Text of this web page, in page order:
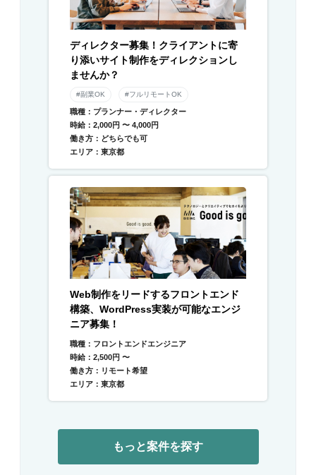
ディレクター募集！クライアントに寄
り添いサイト制作をディレクションし
ませんか？
#副業OK #フルリモートOK
職種：プランナー・ディレクター
時給：2,000円 〜 4,000円
働き方：どちらでも可
エリア：東京都
Web制作をリードするフロントエンド
構築、WordPress実装が可能なエンジ
ニア募集！
職種：フロントエンドエンジニア
時給：2,500円 〜
働き方：リモート希望
エリア：東京都
もっと案件を探す